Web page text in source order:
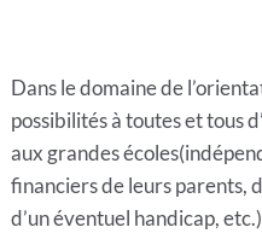
Dans le domaine de
possibilités à toutes et tous
aux grandes
financiers de leurs parents,
d’un éventuel handicap, etc.)